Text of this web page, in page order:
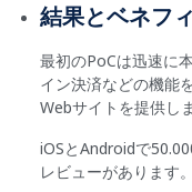
結果とベネフ
最初のPoCは迅速に
イン決済などの機能
Webサイトを提供し
iOSとAndroidで
レビューがあります。